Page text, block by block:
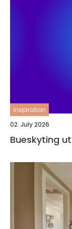
inspiration
02. July 2026
Bueskyting